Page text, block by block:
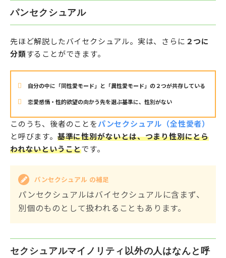
パンセクシュアル
先ほど解説したバイセクシュアル。実は、さらに ２つに
分類することができます。
自分の中に「同性愛モード」と「異性愛モード」の２つが共存している
恋愛感情・性的欲望の向かう先を選ぶ基準に、性別がない
このうち、後者のことを パンセクシュアル（全性愛者）
と呼びます。 基準に性別がないとは、つまり性別にとら
われないということです。
パンセクシュアル の補足
パンセクシュアルはバイセクシュアルに含まず、
別個のものとして扱われることもあります。
セクシュアルマイノリティ以外の人はなんと呼